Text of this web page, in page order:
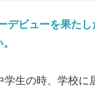
ビューを果たし
生の時、学校に